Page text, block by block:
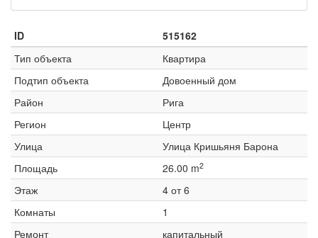
ID
515162
Тип объекта
Квартира
Подтип объекта
Довоенный дом
Район
Рига
Регион
Центр
Улица
Улица Кришьяня Барона
Площадь
26.00 m2
Этаж
4 от 6
Комнаты
1
Ремонт
капитальный